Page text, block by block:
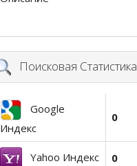
Поисковая Статистика
Google
Индекс
0
Yahoo Индекс 0